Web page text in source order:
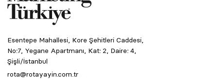
Esentepe Mahallesi, Kore Şehitleri Caddesi,
No:7, Yegane Apartmanı, Kat: 2, Daire: 4,
Şişli/İstanbul
rota@rotayayin.com.tr